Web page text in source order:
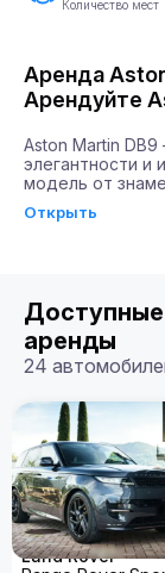
Количество мест
Аренда
Арендуйте
Aston Martin
элегантности и
модель от
автолюбителей
Почему именно
Billion Rent
класса по всей
вам и точное
Бронируйте ваш
Открыть
аренды
24
Land Rover